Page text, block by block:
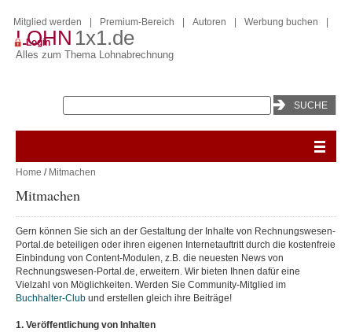
LOHN 1x1.de
Alles zum Thema Lohnabrechnung
Mitglied werden Premium-Bereich Autoren Werbung buchen
Login
Home / Mitmachen
Mitmachen
Gern können Sie sich an der Gestaltung der Inhalte von Rechnungswesen-
Portal.de beteiligen oder ihren eigenen Internetauftritt durch die kostenfreie
Einbindung von Content-Modulen, z.B. die neuesten News von
Rechnungswesen-Portal.de, erweitern. Wir bieten Ihnen dafür eine
Vielzahl von Möglichkeiten. Werden Sie Community-Mitglied im
Buchhalter-Club und erstellen gleich ihre Beiträge!
1. Veröffentlichung von Inhalten